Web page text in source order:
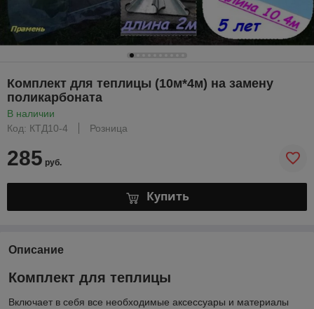
Комплект для теплицы (10м*4м) на замену
поликарбоната
В наличии
Код: КТД10-4
Розница
285 руб.
Купить
Описание
Комплект для теплицы
Включает в себя все необходимые аксессуары и материалы